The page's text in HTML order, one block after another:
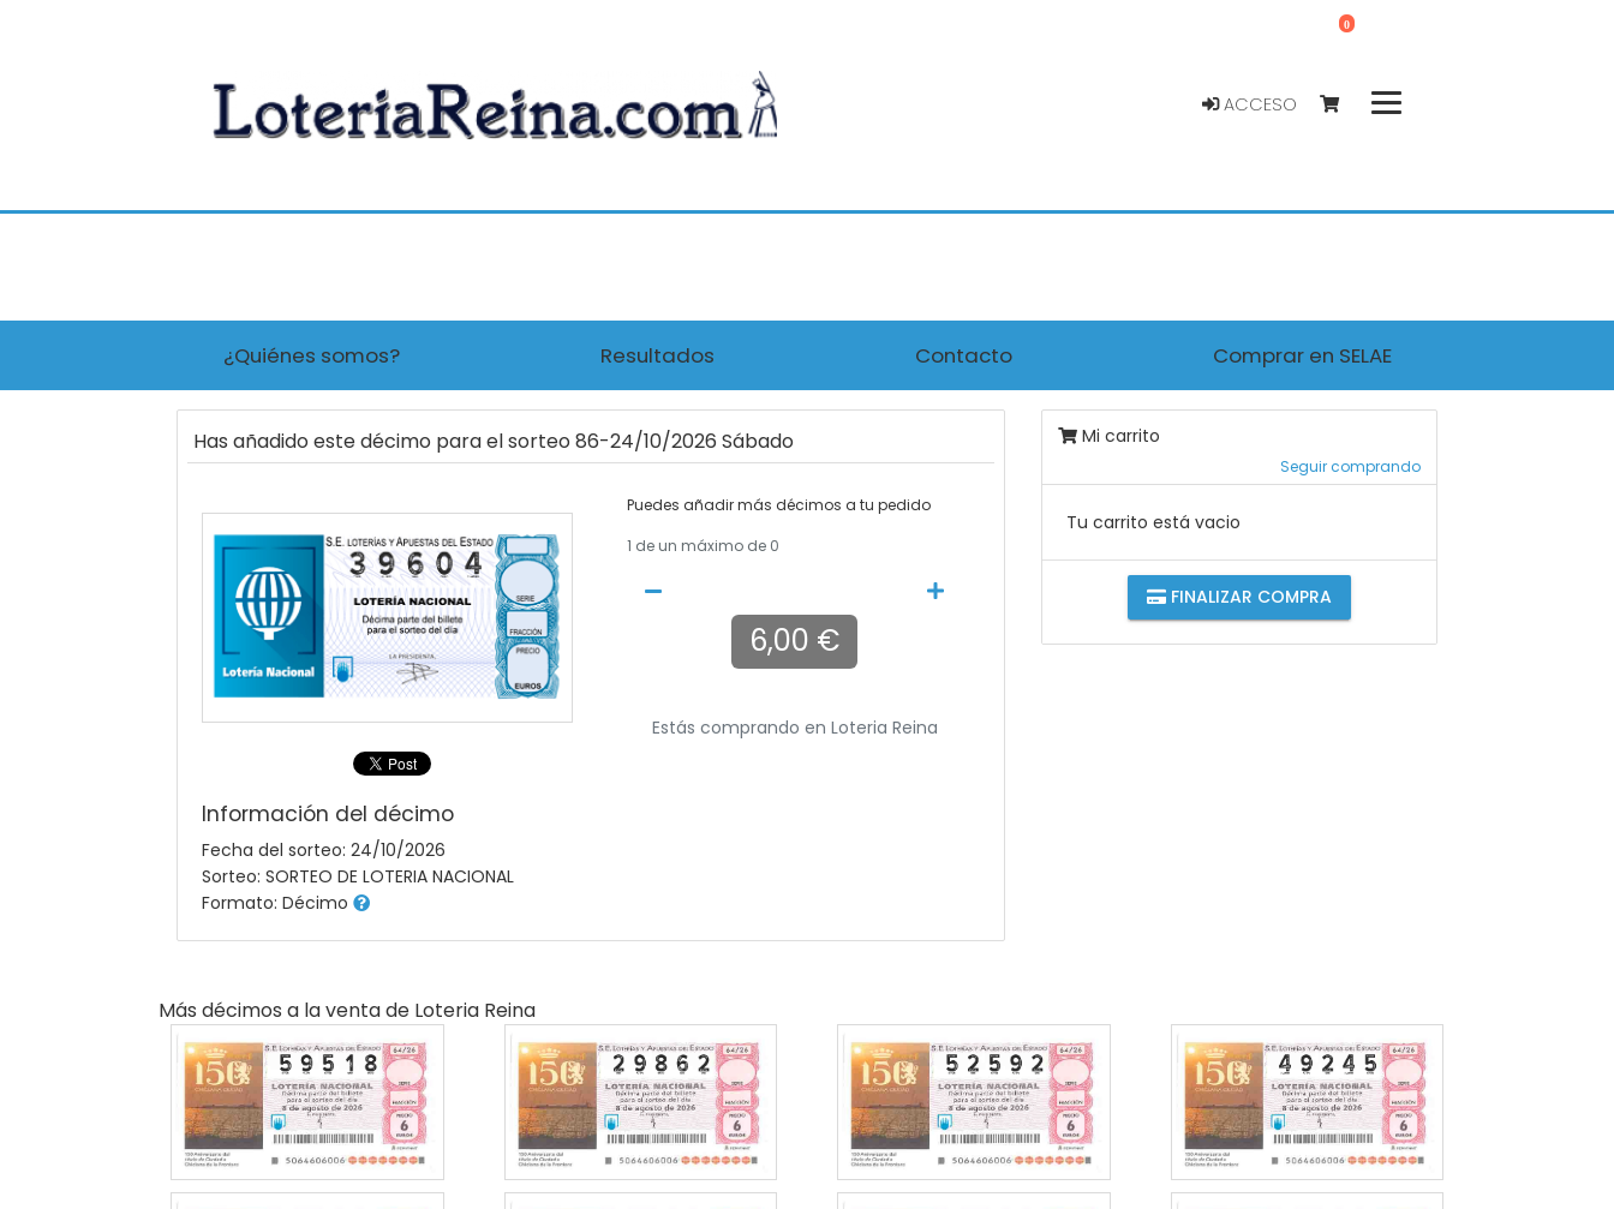
ACCESO
0
¿Quiénes somos? Resultados Contacto Comprar en SELAE
Has añadido este décimo para el sorteo 86-24/10/2026 Sábado
Información del décimo
Fecha del sorteo: 24/10/2026
Sorteo: SORTEO DE LOTERIA NACIONAL
Formato: Décimo
Puedes añadir más décimos a tu pedido
1 de un máximo de 0
6,00 €
Estás comprando en Loteria Reina
Mi carrito
Seguir comprando
Tu carrito está vacio
FINALIZAR COMPRA
Más décimos a la venta de Loteria Reina